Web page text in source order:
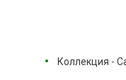
Коллекция -